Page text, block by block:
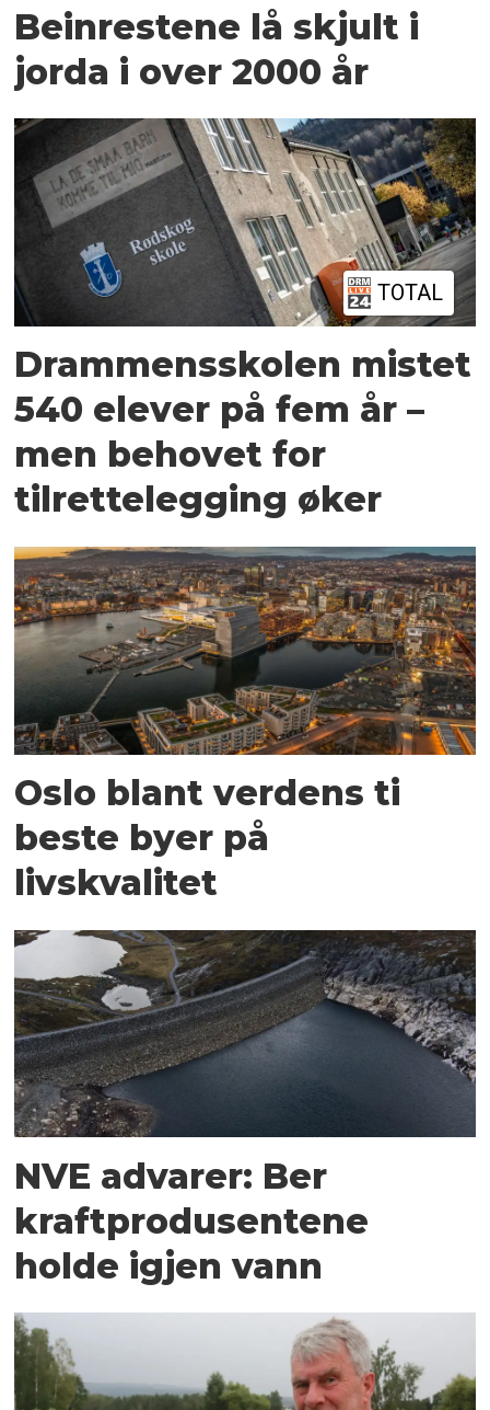
Beinrestene lå skjult i
jorda i over 2000 år
TOTAL
Drammensskolen mistet
540 elever på fem år –
men behovet for
tilrettelegging øker
Oslo blant verdens ti
beste byer på
livskvalitet
NVE advarer: Ber
kraftprodusentene
holde igjen vann